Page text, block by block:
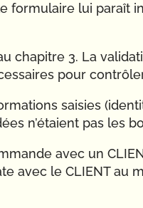
formulaire lui paraît
chapitre 3. La
pour
saisies
n’étaient pas les
avec un
avec le CLIENT au